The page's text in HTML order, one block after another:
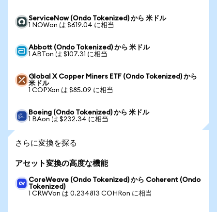
ServiceNow (Ondo Tokenized) から 米ドル
1 NOWon は $619.04 に相当
Abbott (Ondo Tokenized) から 米ドル
1 ABTon は $107.31 に相当
Global X Copper Miners ETF (Ondo Tokenized) から
米ドル
1 COPXon は $85.09 に相当
Boeing (Ondo Tokenized) から 米ドル
1 BAon は $232.34 に相当
さらに変換を探る
アセット変換の高度な機能
CoreWeave (Ondo Tokenized) から Coherent (Ondo
Tokenized)
1 CRWVon は 0.234813 COHRon に相当